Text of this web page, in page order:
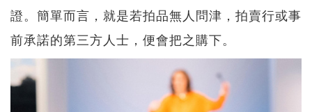
證。簡單而言，就是若拍品無人問津，拍賣行或事
前承諾的第三方人士，便會把之購下。